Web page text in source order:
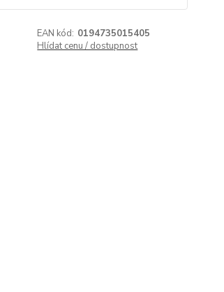
EAN kód: 0194735015405
Hlídat cenu / dostupnost